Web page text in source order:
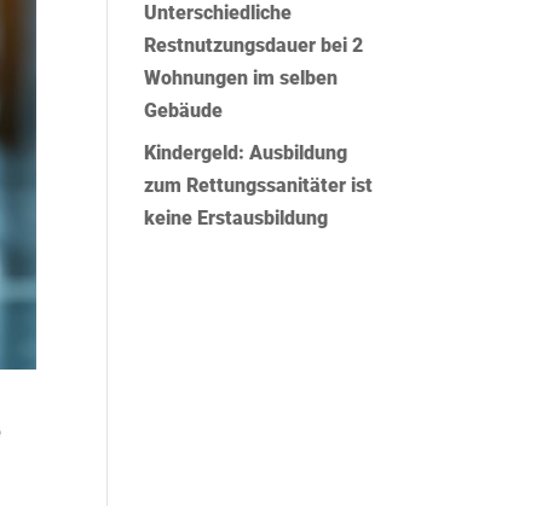
Unterschiedliche
Restnutzungsdauer bei 2
Wohnungen im selben
Gebäude
Kindergeld: Ausbildung
zum Rettungssanitäter ist
keine Erstausbildung